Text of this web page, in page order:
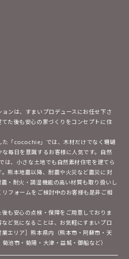
ンは、すまいプロデュースにお任せ下さ
た後も安心の家づくりをコンセプトに住
た「cocochie」では、木材だけでなく珊瑚
毎日を意識するお客様に人気です。自然
は、小さな土地でも自然素材住宅を建てら
熊本地震以降、耐震や火災など震災に対
・耐火・調湿機能の高い材質も取り扱いし
フォームをご検討中のお客様も是非ご相
も安心の点検・保障をご用意しておりま
ど気になることは、お気軽にすまいプロ
エリア］熊本県内（熊本市・阿蘇市・天
池市・菊陽・大津・益城・御船など）